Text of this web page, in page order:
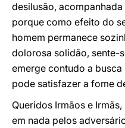
desilusão,
porque como efeito do
homem permanece
dolorosa solidão, sente-
emerge contudo a
pode satisfazer a fome
Queridos Irmãos e
em nada pelos